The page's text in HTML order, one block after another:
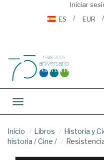
Iniciar
ES
EUR
Toggle navigation
Inicio Libros Historia y
historia /Cine /